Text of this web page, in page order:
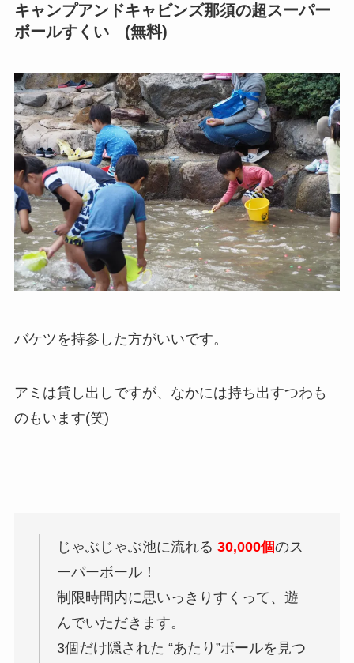
キャンプアンドキャビンズ那須の超スーパー
ボールすくい (無料)
バケツを持参した方がいいです。
アミは貸し出しですが、なかには持ち出すつわも
のもいます(笑)
じゃぶじゃぶ池に流れる 30,000個のス
ーパーボール！
制限時間内に思いっきりすくって、遊
んでいただきます。
3個だけ隠された “あたり”ボールを見つ